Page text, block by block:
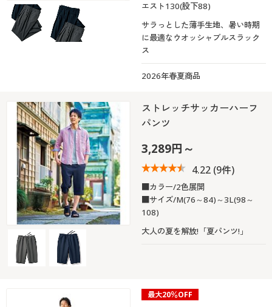
エスト130(股下88)
サラっとした薄手生地、暑い時期
に最適なウオッシャブルスラック
ス
2026年春夏商品
ストレッチサッカーハーフ
パンツ
3,289円～
4.22(9件)
■カラー/2色展開
■サイズ/M(76～84)～3L(98～
108)
大人の夏を解放!「夏パンツ!」
最大20％OFF